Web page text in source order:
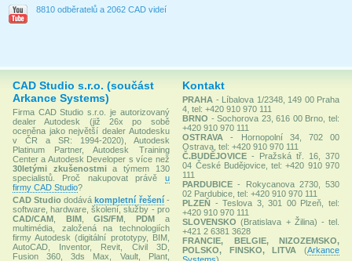
8810 odběratelů a 2062 CAD videí
CAD Studio s.r.o. (součást
Arkance Systems)
Firma CAD Studio s.r.o. je autorizovaný
dealer Autodesk (již 26x po sobě
oceněna jako největší dealer Autodesku
v ČR a SR: 1994-2020), Autodesk
Platinum Partner, Autodesk Training
Center a Autodesk Developer s více než
30letými zkušenostmia týmem 130
specialistů. Proč nakupovat právě u
firmy CAD Studio?
CAD Studio dodávákompletní řešení-
software, hardware, školení, služby - pro
CAD/CAM
BIM,GIS/FM ,PDM a
multimédia, založená na technologiích
firmy Autodesk (digitální prototypy, BIM,
AutoCAD, Inventor, Revit, Civil 3D,
Fusion 360, 3ds Max, Vault, Plant,
Kontakt
PRAHA - Líbalova 1/2348, 149 00 Praha
4, tel: +420 910 970 111
BRNO - Sochorova 23, 616 00 Brno, tel:
+420 910 970 111
OSTRAVA
- Hornopolní 34, 702 00
Ostrava, tel: +420 910 970 111
Č.BUDĚJOVICE - Pražská tř. 16, 370
04 České Budějovice, tel: +420 910 970
111
PARDUBICE - Rokycanova 2730, 530
02 Pardubice, tel: +420 910 970 111
PLZEŇ - Teslova 3, 301 00 Plzeň, tel:
+420 910 970 111
SLOVENSKO (Bratislava + Žilina) - tel.
+421 2 6381 3628
FRANCIE, BELGIE, NIZOZEMSKO,
POLSKO, FINSKO, LITVA
(Arkance